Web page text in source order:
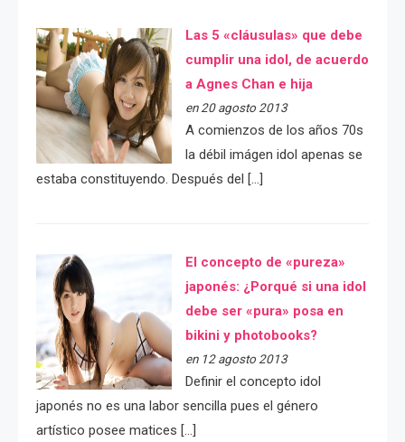
Las 5 «cláusulas» que debe
cumplir una idol, de acuerdo
a Agnes Chan e hija
en 20 agosto 2013
A comienzos de los años 70s
la débil imágen idol apenas se
estaba constituyendo. Después del […]
El concepto de «pureza»
japonés: ¿Porqué si una idol
debe ser «pura» posa en
bikini y photobooks?
en 12 agosto 2013
Definir el concepto idol
japonés no es una labor sencilla pues el género
artístico posee matices […]